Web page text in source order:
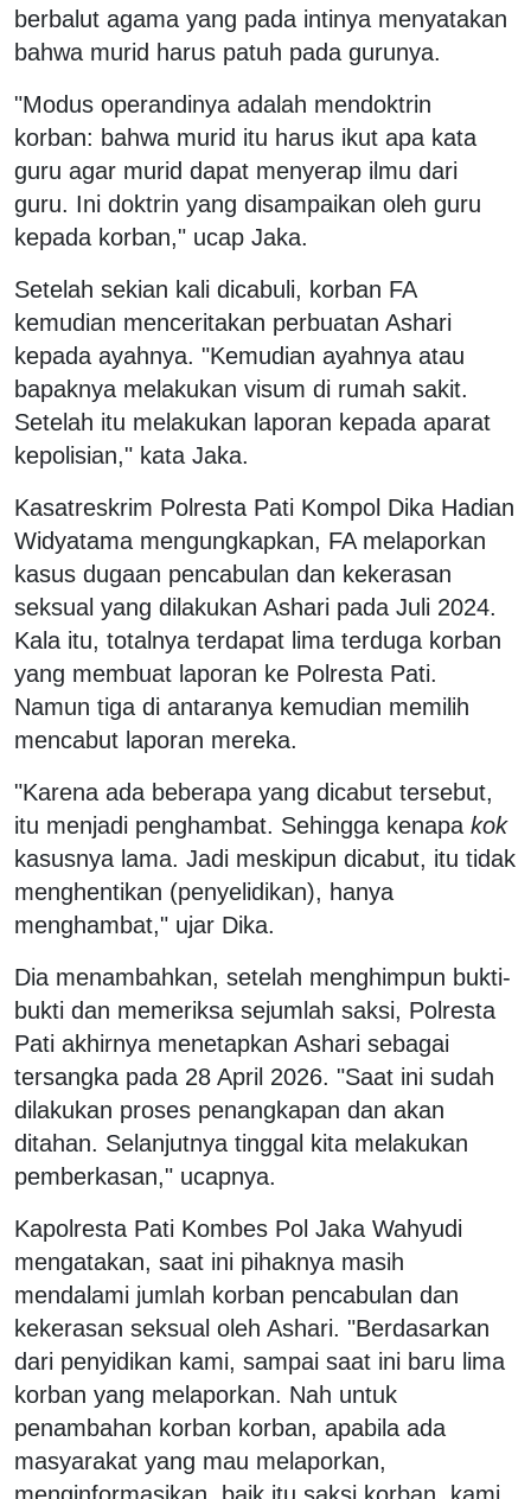
berbalut agama yang pada intinya menyatakan
bahwa murid harus patuh pada gurunya.
"Modus operandinya adalah mendoktrin
korban: bahwa murid itu harus ikut apa kata
guru agar murid dapat menyerap ilmu dari
guru. Ini doktrin yang disampaikan oleh guru
kepada korban," ucap Jaka.
Setelah sekian kali dicabuli, korban FA
kemudian menceritakan perbuatan Ashari
kepada ayahnya. "Kemudian ayahnya atau
bapaknya melakukan visum di rumah sakit.
Setelah itu melakukan laporan kepada aparat
kepolisian," kata Jaka.
Kasatreskrim Polresta Pati Kompol Dika Hadian
Widyatama mengungkapkan, FA melaporkan
kasus dugaan pencabulan dan kekerasan
seksual yang dilakukan Ashari pada Juli 2024.
Kala itu, totalnya terdapat lima terduga korban
yang membuat laporan ke Polresta Pati.
Namun tiga di antaranya kemudian memilih
mencabut laporan mereka.
"Karena ada beberapa yang dicabut tersebut,
itu menjadi penghambat. Sehingga kenapa kok
kasusnya lama. Jadi meskipun dicabut, itu tidak
menghentikan (penyelidikan), hanya
menghambat," ujar Dika.
Dia menambahkan, setelah menghimpun bukti-
bukti dan memeriksa sejumlah saksi, Polresta
Pati akhirnya menetapkan Ashari sebagai
tersangka pada 28 April 2026. "Saat ini sudah
dilakukan proses penangkapan dan akan
ditahan. Selanjutnya tinggal kita melakukan
pemberkasan," ucapnya.
Kapolresta Pati Kombes Pol Jaka Wahyudi
mengatakan, saat ini pihaknya masih
mendalami jumlah korban pencabulan dan
kekerasan seksual oleh Ashari. "Berdasarkan
dari penyidikan kami, sampai saat ini baru lima
korban yang melaporkan. Nah untuk
penambahan korban korban, apabila ada
masyarakat yang mau melaporkan,